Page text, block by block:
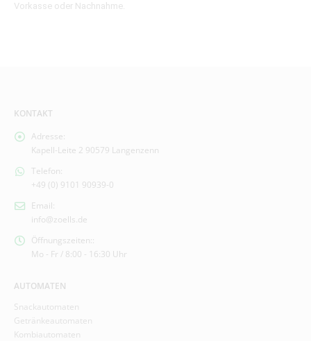
Vorkasse oder Nachnahme.
KONTAKT
Adresse:
Kapell-Leite 2 90579 Langenzenn
Telefon:
+49 (0) 9101 90939-0
Email:
info@zoells.de
Öffnungszeiten::
Mo - Fr / 8:00 - 16:30 Uhr
AUTOMATEN
Snackautomaten
Getränkeautomaten
Kombiautomaten